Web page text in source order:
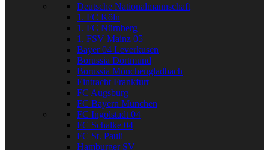
Deutsche Nationalmannschaft
1. FC Köln
1. FC Nürnberg
1. FSV Mainz 05
Bayer 04 Leverkusen
Borussia Dortmund
Borussia Mönchengladbach
Eintracht Frankfurt
FC Augsburg
FC Bayern München
FC Ingolstadt 04
FC Schalke 04
FC St. Pauli
Hamburger SV